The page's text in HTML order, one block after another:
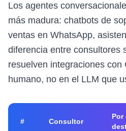
Los agentes
más madura: chatbots de
ventas en WhatsApp,
diferencia entre consultores
resuelven integraciones con
humano, no en el LLM que
# Consultor
Por